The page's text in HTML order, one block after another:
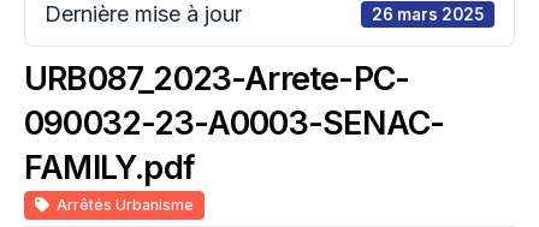
Dernière mise à jour 26 mars 2025
URB087_2023-Arrete-PC-
090032-23-A0003-SENAC-
FAMILY.pdf
Arrêtés Urbanisme